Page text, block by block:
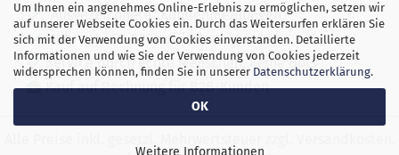
Um Ihnen ein angenehmes Online-Erlebnis zu ermöglichen, setzen wir
auf unserer Webseite Cookies ein. Durch das Weitersurfen erklären Sie
sich mit der Verwendung von Cookies einverstanden. Detaillierte
Informationen und wie Sie der Verwendung von Cookies jederzeit
widersprechen können, finden Sie in unserer Datenschutzerklärung.
OK
Weitere Informationen
"Ausgezeichnete" Kundenmeinungen
Mehr als 450.000 zufriedene Kunden
Service durch echte Menschen, keine Bots
Kauf auf Rechnung für B2B-Kunden